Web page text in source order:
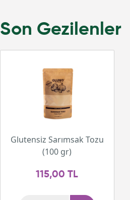
Son Gezilenler
Glutensiz Sarımsak Tozu
(100 gr)
115,00 TL